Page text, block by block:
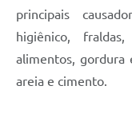
principais
higiênico,
alimentos, gordura
areia e cimento.